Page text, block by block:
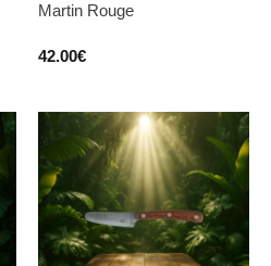
Martin Rouge
42.00€